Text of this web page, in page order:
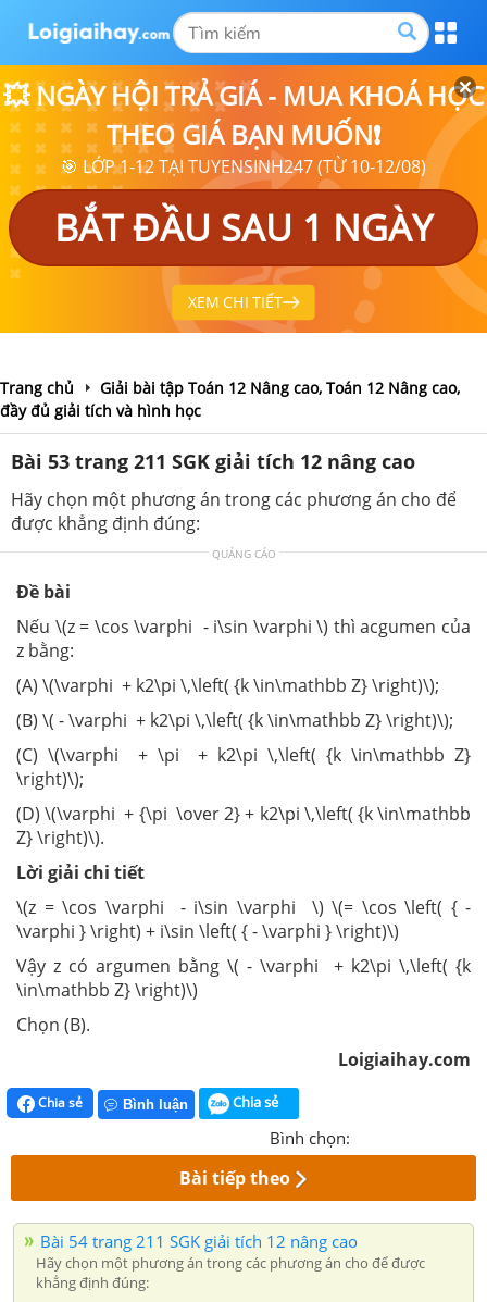
💥 NGÀY HỘI TRẢ GIÁ - MUA KHOÁ HỌC
THEO GIÁ BẠN MUỐN❗
🎯 LỚP 1-12 TẠI TUYENSINH247 (TỪ 10-12/08)
BẮT ĐẦU SAU 1 NGÀY
XEM CHI TIẾT
Trang chủ
Giải bài tập Toán 12 Nâng cao, Toán 12 Nâng cao,
đầy đủ giải tích và hình học
Bài 53 trang 211 SGK giải tích 12 nâng cao
Hãy chọn một phương án trong các phương án cho để
được khẳng định đúng:
QUẢNG CÁO
Đề bài
Nếu \(z = \cos \varphi - i\sin \varphi \) thì acgumen của
z bằng:
(A) \(\varphi + k2\pi \,\left( {k \in\mathbb Z} \right)\);
(B) \( - \varphi + k2\pi \,\left( {k \in\mathbb Z} \right)\);
(C) \(\varphi + \pi + k2\pi \,\left( {k \in\mathbb Z}
\right)\);
(D) \(\varphi + {\pi \over 2} + k2\pi \,\left( {k \in\mathbb
Z} \right)\).
Lời giải chi tiết
\(z = \cos \varphi - i\sin \varphi \) \(= \cos \left( { -
\varphi } \right) + i\sin \left( { - \varphi } \right)\)
Vậy z có argumen bằng \( - \varphi + k2\pi \,\left( {k
\in\mathbb Z} \right)\)
Chọn (B).
Loigiaihay.com
Chia sẻ Bình luận Chia sẻ
Bình chọn:
Bài tiếp theo
Bài 54 trang 211 SGK giải tích 12 nâng cao
Hãy chọn một phương án trong các phương án cho để được
khẳng định đúng: